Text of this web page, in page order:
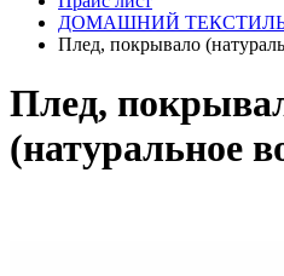
ДОМАШНИЙ
Плед, покрывало
Плед,
(натуральное